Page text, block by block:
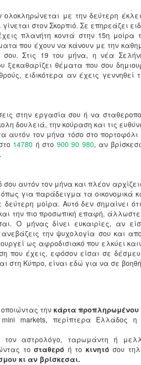
με την δεύτερη
στον Σκορπιό. Σε επηρεάζει
πλανήτη κοντά στην 15η μοίρα
που έχουν να κάνουν με την
σου. Στις 19 του μήνα, η νέα
θέματα που σου
ειδικότερα αν έχεις γεννηθεί
στην εργασία σου ή να
δουλειά, την κούραση και τις
αυτόν τον μήνα τόσο στο πορτοφόλι
14780 ή στο 900 90 980, αν
σου αυτόν τον μήνα και πλέον
για παράδειγμα τα οικονομικά
μοίρα. Αυτό δεν σημαίνει
την πιο προσωπική επαφή,
Ο μήνας δίνει ευκαιρίες, αν
την ψυχολογία σου και
ως αφροδισιακό που ελκύει
που έχεις, εφόσον είσαι σε
στη Κύπρο, είναι εδώ για να σε
τηνκάρτα προπληρωμένου
markets, περίπτερα Ελλάδος
αστρολόγο, ταρωμάντη ή
το σταθερό ή το κινητό σου
κι αν βρίσκεσαι.